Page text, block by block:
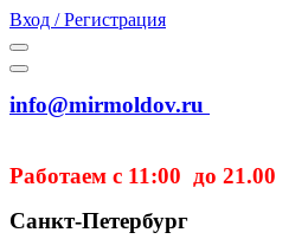
Вход / Регистрация
info@mirmoldov.ru
Работаем с 11:00 до 21.00
Санкт-Петербург